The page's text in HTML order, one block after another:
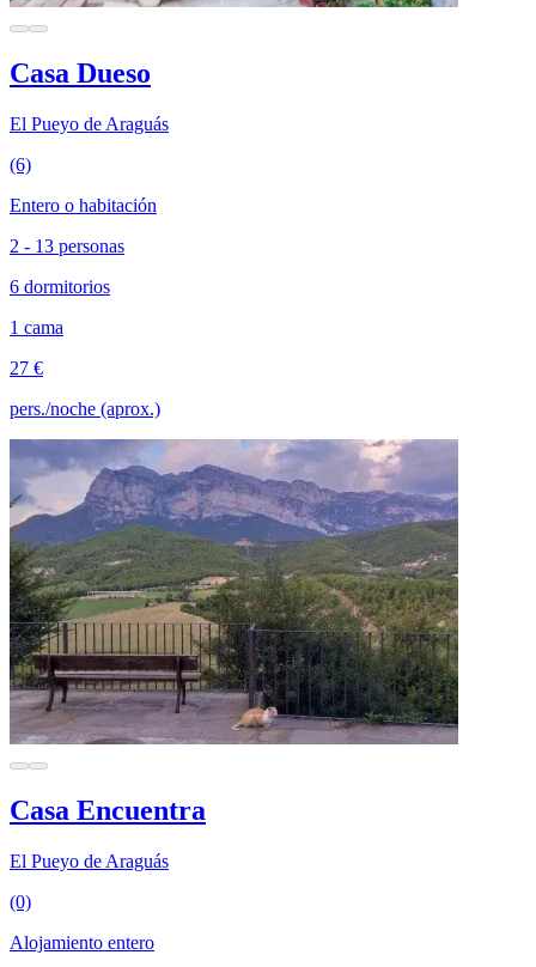
Casa Dueso
El Pueyo de Araguás
(6)
Entero o habitación
2 - 13 personas
6 dormitorios
1 cama
27 €
pers./noche (aprox.)
Casa Encuentra
El Pueyo de Araguás
(0)
Alojamiento entero